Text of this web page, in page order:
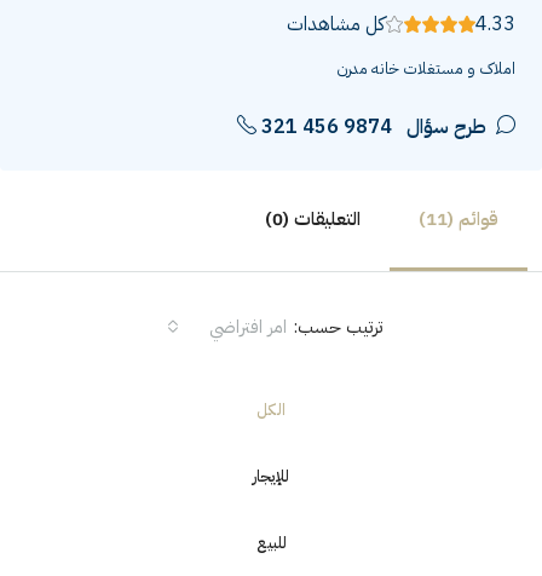
4.33 كل مشاهدات
املاک و مستغلات خانه مدرن
طرح سؤال 321 456 9874
قوائم (11) التعليقات (0)
الكل
للإيجار
للبيع
ترتيب حسب: امر افتراضي